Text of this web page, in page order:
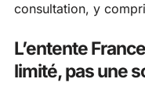
consultation, y
L’entente
limité, pas une